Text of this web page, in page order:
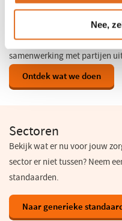
Nee,
mensen. Daarom doen wij er
beschikbaar wordt en dat
implementeerbaar en
samenwerking met partijen
Ontdek wat we doen
Sectoren
Bekijk wat er nu voor jouw
sector er niet tussen? Neem
standaarden.
Naar generieke